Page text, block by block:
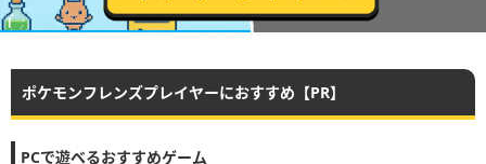
ポケモンフレンズプレイヤーにおすすめ【PR】
PCで遊べるおすすめゲーム